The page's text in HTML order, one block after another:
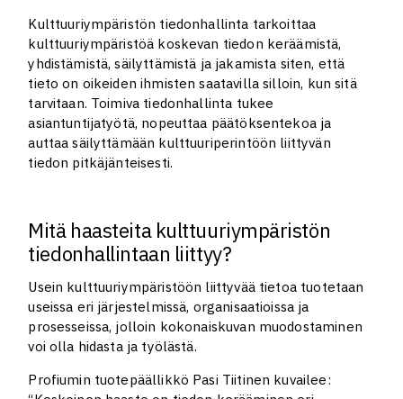
Kulttuuriympäristön tiedonhallinta tarkoittaa
kulttuuriympäristöä koskevan tiedon keräämistä,
yhdistämistä, säilyttämistä ja jakamista siten, että
tieto on oikeiden ihmisten saatavilla silloin, kun sitä
tarvitaan. Toimiva tiedonhallinta tukee
asiantuntijatyötä, nopeuttaa päätöksentekoa ja
auttaa säilyttämään kulttuuriperintöön liittyvän
tiedon pitkäjänteisesti.
Mitä haasteita kulttuuriympäristön
tiedonhallintaan liittyy?
Usein kulttuuriympäristöön liittyvää tietoa tuotetaan
useissa eri järjestelmissä, organisaatioissa ja
prosesseissa, jolloin kokonaiskuvan muodostaminen
voi olla hidasta ja työlästä.
Profiumin tuotepäällikkö Pasi Tiitinen kuvailee: